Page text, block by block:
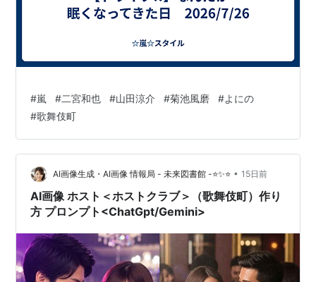
#嵐 #二宮和也 #山田涼介 #菊池風磨 #よにの
#歌舞伎町
AI画像生成・AI画像 情報局 - 未来図書館 -⭐✨⭐ • 15日前
AI画像 ホスト＜ホストクラブ＞（歌舞伎町）作り
方 プロンプト<ChatGpt/Gemini>